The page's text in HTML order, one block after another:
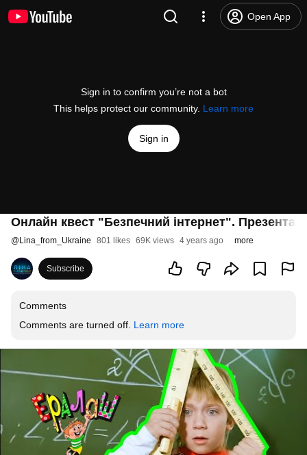
Open App
Sign in to confirm you’re not a bot
This helps protect our community. Learn more
Sign in
Онлайн квест "Безпечний інтернет".
@Lina_from_Ukraine 801 likes 69K views 4 years ago more
Subscribe
Comments
Comments are turned off. Learn more